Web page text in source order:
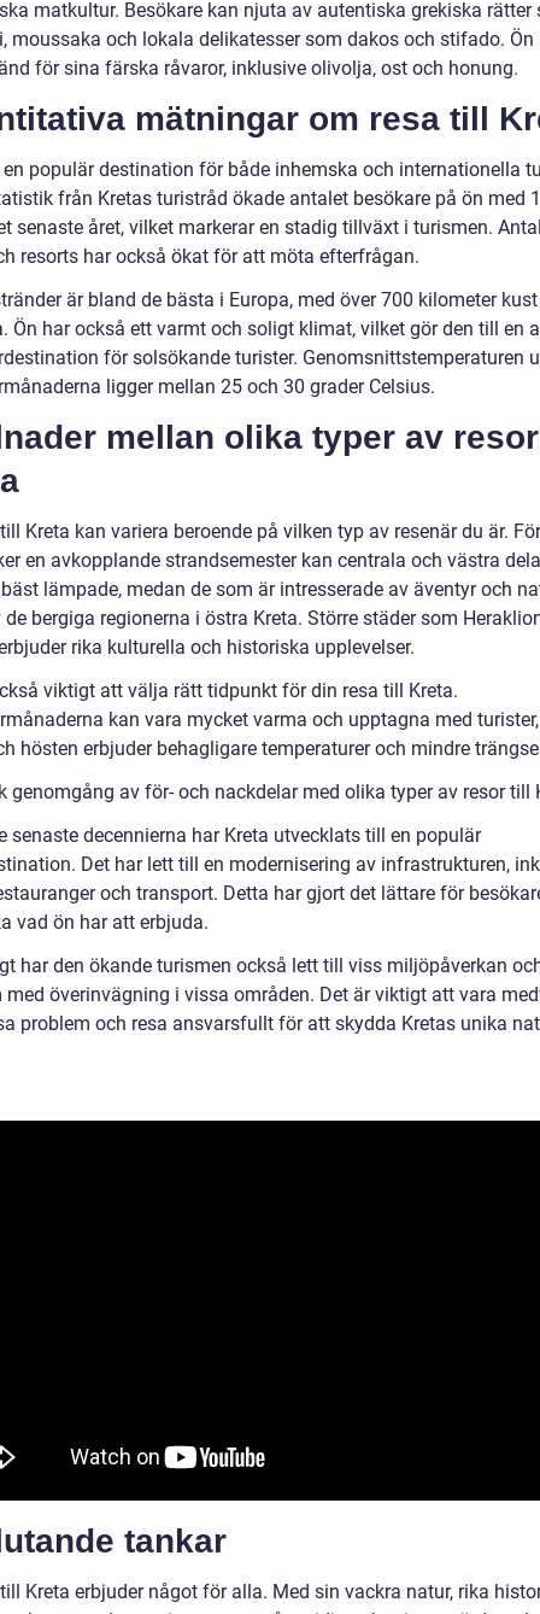
matkultur. Besökare kan njuta av autentiska grekiska rätter
moussaka och lokala delikatesser som dakos och stifado. Ön
för sina färska råvaror, inklusive olivolja, ost och honung.
mätningar om resa till
en populär destination för både inhemska och internationella
från Kretas turistråd ökade antalet besökare på ön med
senaste året, vilket markerar en stadig tillväxt i turismen.
resorts har också ökat för att möta efterfrågan.
är bland de bästa i Europa, med över 700 kilometer
Ön har också ett varmt och soligt klimat, vilket gör den till en
för solsökande turister. Genomsnittstemperaturen
ligger mellan 25 och 30 grader Celsius.
mellan olika typer av
Kreta kan variera beroende på vilken typ av resenär du är.
en avkopplande strandsemester kan centrala och västra
lämpade, medan de som är intresserade av äventyr och
bergiga regionerna i östra Kreta. Större städer som
rika kulturella och historiska upplevelser.
viktigt att välja rätt tidpunkt för din resa till Kreta.
kan vara mycket varma och upptagna med
hösten erbjuder behagligare temperaturer och mindre
genomgång av för- och nackdelar med olika typer av resor till
senaste decennierna har Kreta utvecklats till en populär
Det har lett till en modernisering av infrastrukturen,
och transport. Detta har gjort det lättare för
vad ön har att erbjuda.
har den ökande turismen också lett till viss miljöpåverkan
med överinvägning i vissa områden. Det är viktigt att vara
problem och resa ansvarsfullt för att skydda Kretas unika
tankar
Kreta erbjuder något för alla. Med sin vackra natur, rika